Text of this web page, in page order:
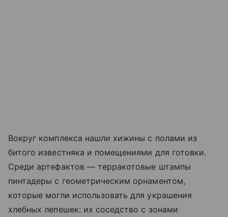
Вокруг комплекса нашли хижины с полами из
битого известняка и помещениями для готовки.
Среди артефактов — терракотовые штампы
пинтадеры с геометрическим орнаментом,
которые могли использовать для украшения
хлебных лепешек: их соседство с зонами